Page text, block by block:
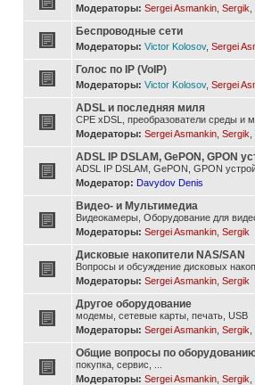
Модераторы: Sergei Asmankin Sergik
Беспроводные сети
Модераторы: Victor Kolosov, Sergei
Голос по IP (VoIP)
Модераторы: Victor Kolosov, Sergei
ADSL и последняя миля
CPE xDSL, преобразователи среды и
Модераторы: Sergei Asmankin Sergik
ADSL IP DSLAM, GePON, GPON
ADSL IP DSLAM, GePON, GPON
Модератор: Davydov Denis
Видео- и Мультимедиа
Видеокамеры, Оборудование для
Модераторы: Sergei Asmankin Sergik
Дисковые накопители NAS/SAN
Вопросы и обсуждение дисковых
Модераторы: Sergei Asmankin Sergik
Другое оборудование
модемы, сетевые карты, печать, USB
Модераторы: Sergei Asmankin Sergik
Общие вопросы по
покупка, сервис, ...
Модераторы: Sergei Asmankin Sergik